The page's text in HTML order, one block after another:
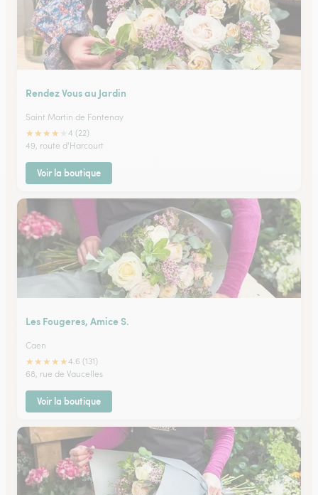
Rendez Vous au Jardin
Saint Martin de Fontenay
★★★★
4 (22)
49, route d'Harcourt
Voir la boutique
Les Fougeres, Amice S.
Caen
★★★★★4.6 (131)
68, rue de Vaucelles
Voir la boutique